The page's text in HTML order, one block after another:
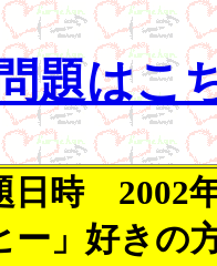
題はこ
日時 2002
」好きの